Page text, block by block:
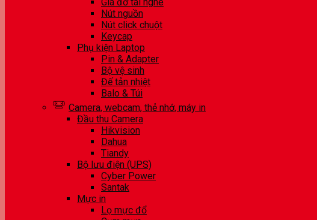
Nút nguồn
Nút click chuột
Keycap
Phụ kiện Laptop
Pin & Adapter
Bộ vệ sinh
Đế tản nhiệt
Balo & Túi
Camera, webcam, thẻ nhớ, máy in
Đầu thu Camera
Hikvision
Dahua
Tiandy
Bộ lưu điện (UPS)
Cyber Power
Santak
Mực in
Lọ mực đổ